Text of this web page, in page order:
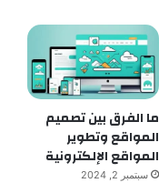
ما الفرق بين تصميم
المواقع وتطوير
المواقع الإلكترونية
سبتمبر 2, 2024